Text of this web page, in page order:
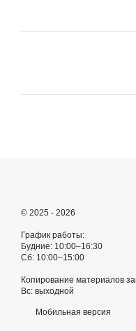
© 2025 - 2026
График работы:
Будние: 10:00–16:30
Сб: 10:00–15:00
Копирование материалов
Вс: выходной
Мобильная версия